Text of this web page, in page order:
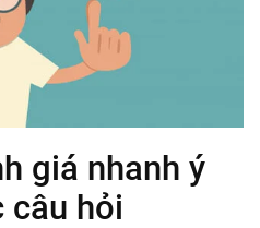
giá nhanh ý
câu hỏi